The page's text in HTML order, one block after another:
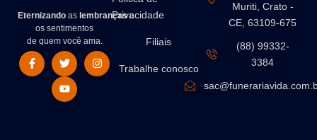
Eternizando as lembrançase
os sentimentos
de quem você ama.
Privacidade
Filiais
Trabalhe conosco
Muriti, Crato -
CE, 63109-675
(88) 99332-
3384